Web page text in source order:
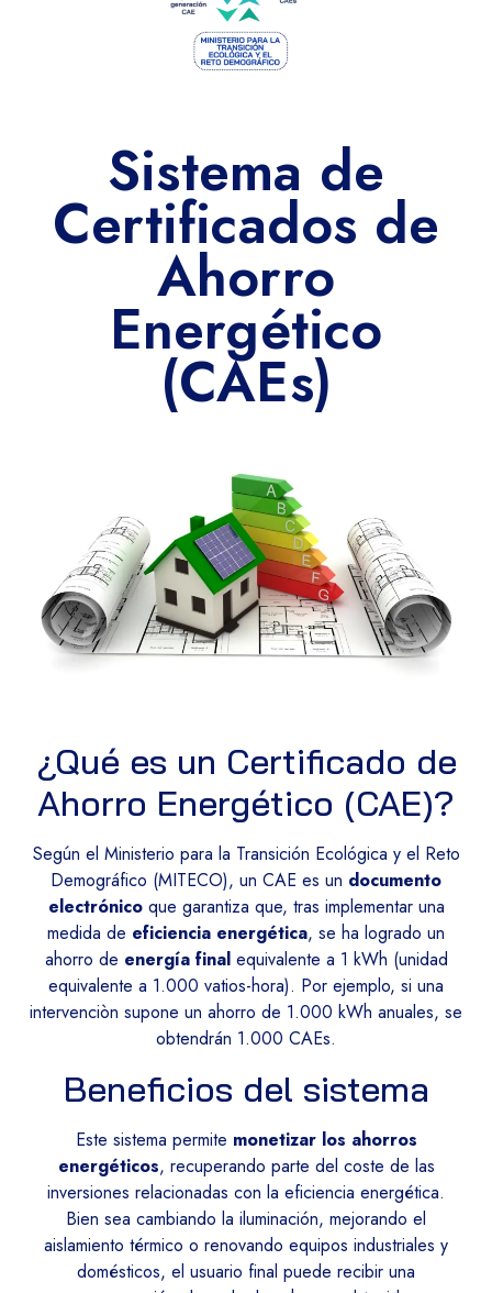
Sistema de
Certificados de
Ahorro
Energético
(CAEs)
¿Qué es un Certificado de
Ahorro Energético (CAE)?
Según el Ministerio para la Transición Ecológica y el Reto
Demográfico (MITECO), un CAE es un documento
electrónicoque garantiza que, tras implementar una
medida de eficiencia energética, se ha logrado un
ahorro de energía finalequivalente a 1 kWh (unidad
equivalente a 1.000 vatios-hora). Por ejemplo, si una
intervenciòn supone un ahorro de 1.000 kWh anuales, se
obtendrán 1.000 CAEs.
Beneficios del sistema
Este sistema permite monetizar los ahorros
energéticos, recuperando parte del coste de las
inversiones relacionadas con la eficiencia energética.
Bien sea cambiando la iluminación, mejorando el
aislamiento térmico o renovando equipos industriales y
domésticos, el usuario final puede recibir una